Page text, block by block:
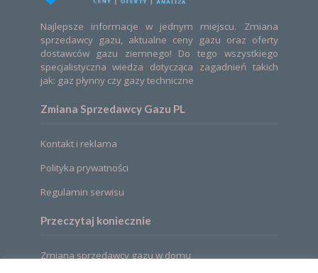
Najlepsze informacje w jednym miejscu. Zmiana
sprzedawcy gazu, aktualne ceny gazu oraz oferty
dostawców gazu ziemnego! Do tego wszystkiego
specjalistyczna wiedza dotycząca zagadnień takich
jak: gaz płynny czy gazy techniczne
Zmiana Sprzedawcy Gazu PL
Kontakt i reklama
Polityka prywatności
Regulamin serwisu
Przeczytaj koniecznie
Zmiana sprzedawcy gazu w domu